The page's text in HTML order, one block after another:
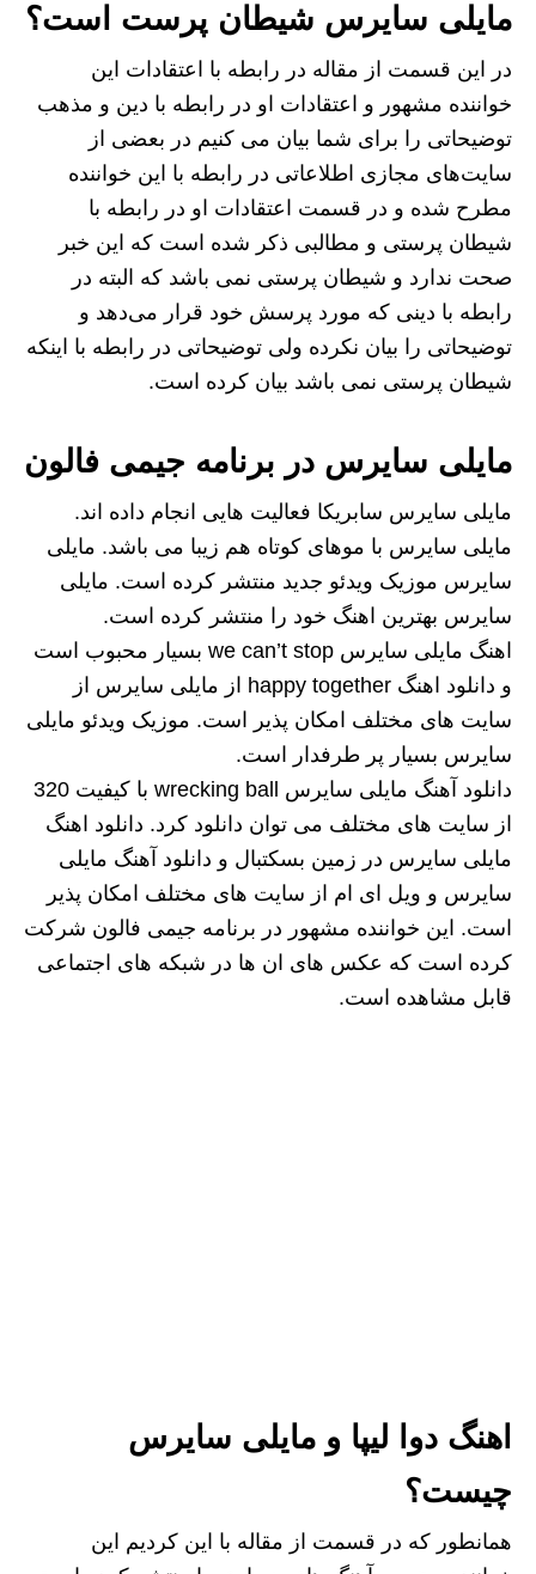
مایلی سایرس شیطان پرست است؟
در این قسمت از مقاله در رابطه با اعتقادات این
خواننده مشهور و اعتقادات او در رابطه با دین و مذهب
توضیحاتی را برای شما بیان می کنیم در بعضی از
سایت‌های مجازی اطلاعاتی در رابطه با این خواننده
مطرح شده و در قسمت اعتقادات او در رابطه با
شیطان پرستی و مطالبی ذکر شده است که این خبر
صحت ندارد و شیطان پرستی نمی باشد که البته در
رابطه با دینی که مورد پرسش خود قرار می‌دهد و
توضیحاتی را بیان نکرده ولی توضیحاتی در رابطه با اینکه
شیطان پرستی نمی باشد بیان کرده است.
مایلی سایرس در برنامه جیمی فالون
مایلی سایرس سابریکا فعالیت هایی انجام داده اند.
مایلی سایرس با موهای کوتاه هم زیبا می باشد. مایلی
سایرس موزیک ویدئو جدید منتشر کرده است. مایلی
سایرس بهترین اهنگ خود را منتشر کرده است.
اهنگ مایلی سایرس we can’t stop بسیار محبوب است
و دانلود اهنگ happy together از مایلی سایرس از
سایت های مختلف امکان پذیر است. موزیک ویدئو مایلی
سایرس بسیار پر طرفدار است.
دانلود آهنگ مایلی سایرس wrecking ball با کیفیت 320
از سایت های مختلف می توان دانلود کرد. دانلود اهنگ
مایلی سایرس در زمین بسکتبال و دانلود آهنگ مایلی
سایرس و ویل ای ام از سایت های مختلف امکان پذیر
است. این خواننده مشهور در برنامه جیمی فالون شرکت
کرده است که عکس های ان ها در شبکه های اجتماعی
قابل مشاهده است.
اهنگ دوا لیپا و مایلی سایرس
چیست؟
همانطور که در قسمت از مقاله با این کردیم این